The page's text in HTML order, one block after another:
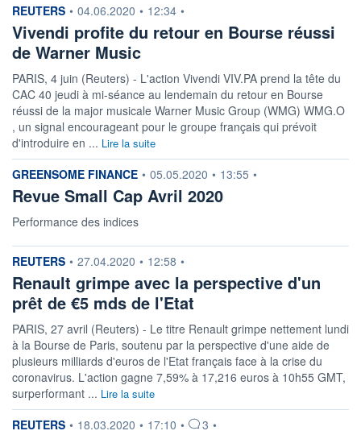
+HAUT 1ER
JANVIER
19 325,96
JANVIER
15 733,78
0 05.08.26 / 17:50:00
+ LISTE
information fournie par
REUTERS • 04.06.2020 • 12:34 •
Vivendi profite du retour en Bourse réussi
de Warner Music
PARIS, 4 juin (Reuters) - L'action Vivendi VIV.PA prend la tête du
CAC 40 jeudi à mi-séance au lendemain du retour en Bourse
réussi de la major musicale Warner Music Group (WMG) WMG.O
, un signal encourageant pour le groupe français qui prévoit
d'introduire en ... Lire la suite
information fournie par
GREENSOME FINANCE • 05.05.2020 • 13:55 •
Revue Small Cap Avril 2020
Performance des indices
information fournie par
REUTERS • 27.04.2020 • 12:58 •
Renault grimpe avec la perspective d'un
prêt de €5 mds de l'Etat
PARIS, 27 avril (Reuters) - Le titre Renault grimpe nettement lundi
à la Bourse de Paris, soutenu par la perspective d'une aide de
plusieurs milliards d'euros de l'Etat français face à la crise du
coronavirus. L'action gagne 7,59% à 17,216 euros à 10h55 GMT,
surperformant ... Lire la suite
information fournie par
REUTERS • 18.03.2020 • 17:10 • 3 •